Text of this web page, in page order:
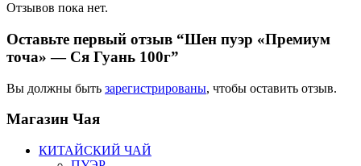
Отзывов пока нет.
Оставьте первый отзыв “Шен пуэр «Премиум
точа» — Ся Гуань 100г”
Вы должны быть зарегистрированы, чтобы оставить отзыв.
Магазин Чая
КИТАЙСКИЙ ЧАЙ